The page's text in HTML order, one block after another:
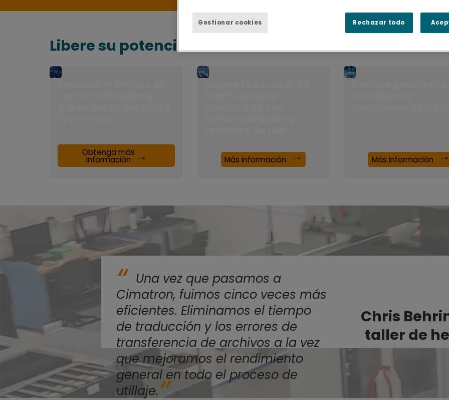
Libere su potencial con Cimatron
Obtenga más
información Más información Más información
Una vez que pasamos a
Cimatron, fuimos cinco veces más
eficientes. Eliminamos el tiempo
de traducción y los errores de
transferencia de archivos a la vez
que mejoramos el rendimiento
general en todo el proceso de
utillaje.
Chris
taller de
Gestionar cookies Rechazar todo